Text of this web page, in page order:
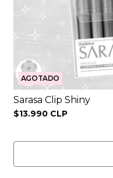
AGOTADO
Sarasa Clip Shiny
$13.990 CLP